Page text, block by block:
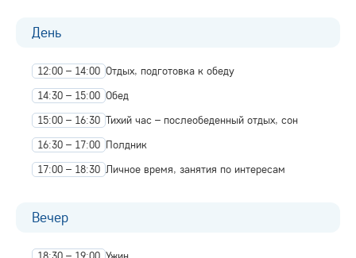
День
12:00 – 14:00 Отдых, подготовка к обеду
14:30 – 15:00 Обед
15:00 – 16:30 Тихий час – послеобеденный отдых, сон
16:30 – 17:00 Полдник
17:00 – 18:30 Личное время, занятия по интересам
Вечер